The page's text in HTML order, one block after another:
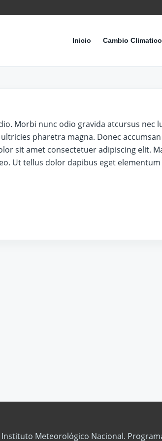
Inicio Cambio Climatico
Morbi nunc odio gravida atcursus nec
pharetra magna. Donec
sit amet consectetuer adipiscing elit.
Ut tellus dolor dapibus eget
Meteorológico Nacional.